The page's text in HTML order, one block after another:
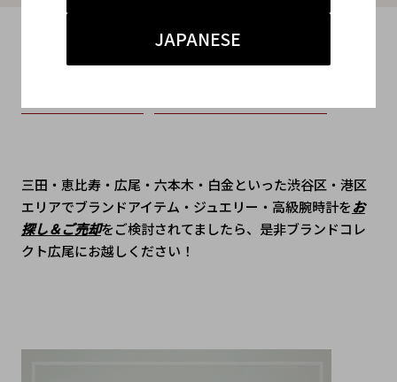
JAPANESE
#ヴァンクリーフ＆アーペル #広尾店 #買取
三田・恵比寿・広尾・六本木・白金といった渋谷区・港区
エリアでブランドアイテム・ジュエリー・高級腕時計をお
探し＆ご売却をご検討されてましたら、是非ブランドコレ
クト広尾にお越しください！